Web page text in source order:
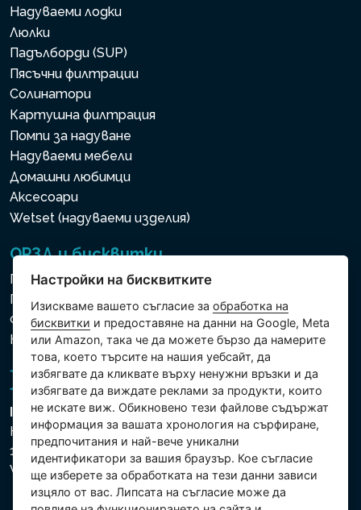
Надуваеми лодки
Люлки
Падълборди (SUP)
Пясъчни филтрации
Солинатори
Картушна филтрация
Помпи за надуване
Надуваеми мебели
Домашни любимци
Аксесоари
Wetset (надуваеми изделия)
ОРЗД и бисквитки
Политика за използване на бисквитки
Политика за защита на личните и други
обработвани данни
Настройки на бисквитките
Intex Trading, s.r.o.
Hradecká 2526/3
130 00 Praha 3
Vinohrady - Česká republika
Настройки на бисквитките
Изискваме вашето съгласие заобработка на
бисквитки и предоставяне на данни на Google, Meta
или Amazon, така че да можете бързо да намерите
това, което търсите на нашия уебсайт, да
избягвате да кликвате върху ненужни връзки и да
избягвате да виждате реклами за продукти, които
не искате виж. Обикновено тези файлове съдържат
информация за вашата хронология на сърфиране,
предпочитания и най-вече уникални
идентификатори за вашия браузър. Кое съгласие
ще изберете за обработката на тези данни зависи
изцяло от вас. Липсата на съгласие може да